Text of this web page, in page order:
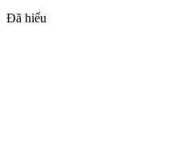
Đã hiểu